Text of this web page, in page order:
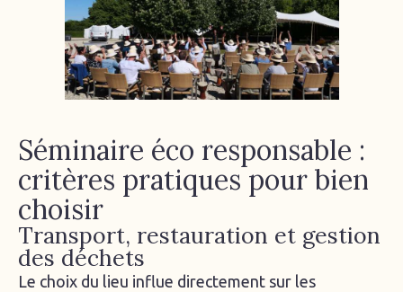
Séminaire éco responsable :
critères pratiques pour bien
choisir
Transport, restauration et gestion
des déchets
Le choix du lieu influe directement sur les